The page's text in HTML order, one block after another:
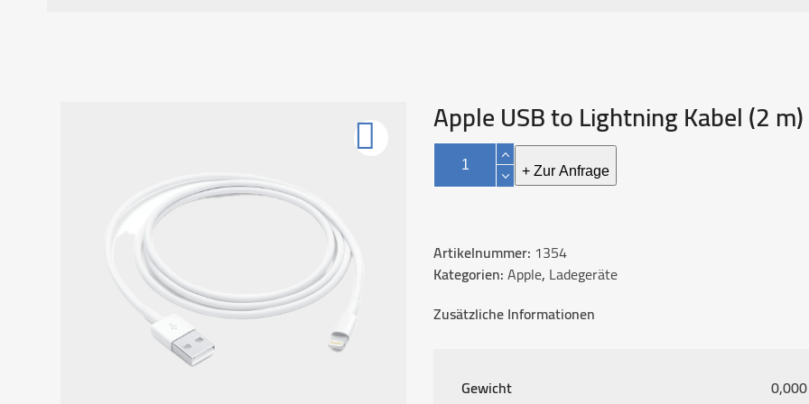
Apple USB to Lightning Kabel (2 m)
Apple
to
(2
m)
Menge
+ Zur Anfrage
Artikelnummer: 1354
Kategorien:Apple, Ladegeräte
Zusätzliche Informationen
Gewicht